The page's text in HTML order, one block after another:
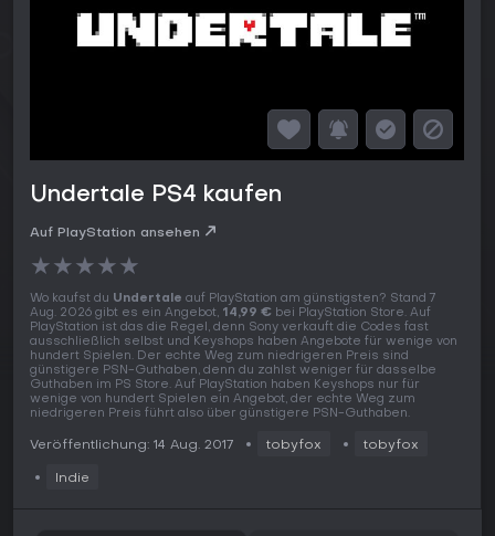
Undertale PS4 kaufen
Auf PlayStation ansehen
★★★★★
Wo kaufst du Undertale auf PlayStation am günstigsten? Stand 7
Aug. 2026 gibt es ein Angebot, 14,99 € bei PlayStation Store. Auf
PlayStation ist das die Regel, denn Sony verkauft die Codes fast
ausschließlich selbst und Keyshops haben Angebote für wenige von
hundert Spielen. Der echte Weg zum niedrigeren Preis sind
günstigere PSN-Guthaben, denn du zahlst weniger für dasselbe
Guthaben im PS Store. Auf PlayStation haben Keyshops nur für
wenige von hundert Spielen ein Angebot, der echte Weg zum
niedrigeren Preis führt also über günstigere PSN-Guthaben.
Veröffentlichung: 14 Aug. 2017 tobyfox tobyfox
Indie